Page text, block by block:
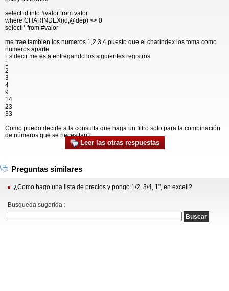
select id into #valor from valor
where CHARINDEX(id,@dep) <> 0
select * from #valor
me trae tambien los numeros 1,2,3,4 puesto que el charindex los toma como
numeros aparte
Es decir me esta entregando los siguientes registros
1
2
3
4
9
14
23
33
Como puedo decirle a la consulta que haga un filtro solo para la combinación
de números que se necesitan?
Leer las otras respuestas
Preguntas similares
¿Como hago una lista de precios y pongo 1/2, 3/4, 1", en excell?
Busqueda sugerida :